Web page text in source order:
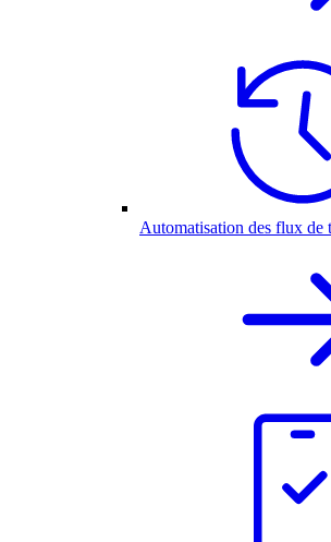
Automatisation des flux de